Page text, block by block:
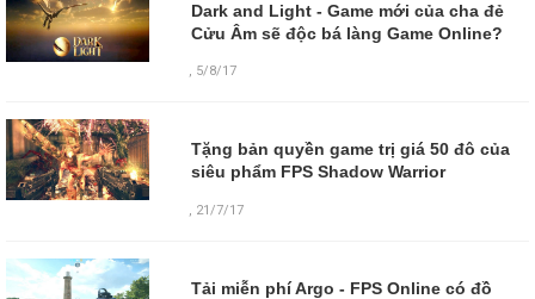
Dark and Light - Game mới của cha đẻ
Cửu Âm sẽ độc bá làng Game Online?
, 5/8/17
Tặng bản quyền game trị giá 50 đô của
siêu phẩm FPS Shadow Warrior
21/7/17
Tải miễn phí Argo - FPS Online có đồ